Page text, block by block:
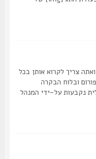
לקרוא אותן בכל
ובלוח הבקרה
על-ידי המנהל